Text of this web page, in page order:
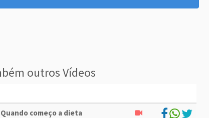
outros Vídeos
Quando começo a dieta